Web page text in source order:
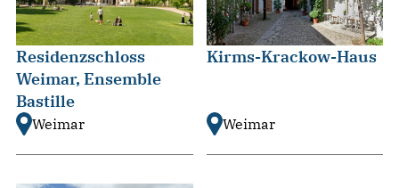
Residenzschloss
Weimar, Ensemble
Bastille
Weimar
Kirms-Krackow-Haus
Weimar